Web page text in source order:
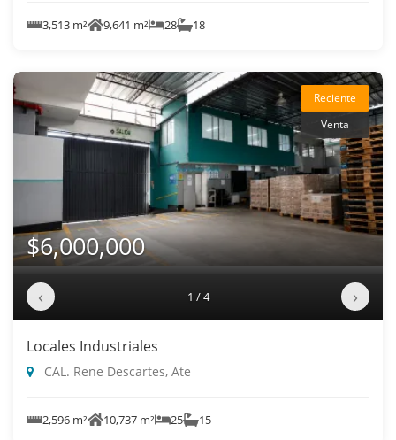
3,513 m² 9,641 m² 28 18
Reciente
Venta
$6,000,000
‹ 1 / 4 ›
Locales Industriales
CAL. Rene Descartes, Ate
2,596 m² 10,737 m² 25 15